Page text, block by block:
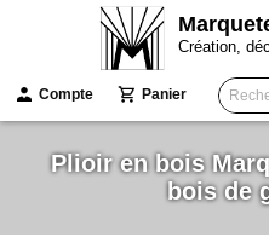
Création,
Compte Panier
Plioir en bois
bois de